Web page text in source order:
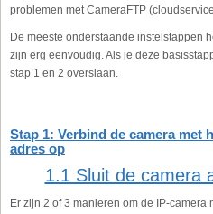
problemen met CameraFTP
De meeste onderstaande instelstappen
zijn erg eenvoudig. Als je deze
stap 1 en 2 overslaan.
Stap 1: Verbind de camera met
adres op
1.1 Sluit de camera
Er zijn 2 of 3 manieren om de IP-